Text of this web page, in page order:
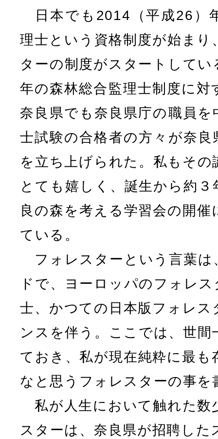
日本でも2014（平成26）
理士という資格制度が始まり
ターの制度がスタートして
年の森林総合監理士制度に対
奈良県でも奈良県庁の職員を
士試験の合格者の方々が奈良
を立ち上げられた。私もそ
とても嬉しく、誕生から約
良の森を考える学習会の開
ている。
フォレスターという言葉は
ドで、ヨーロッパのフォレ
士、かつての日本版フォレス
ンスを伴う。ここでは、世
ておき、私が現在純粋に最
なと思うフォレスターの事を
私が人生において触れた数
スターは、奈良県が招聘し